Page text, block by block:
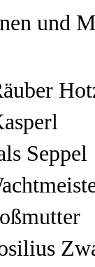
und
Seppel